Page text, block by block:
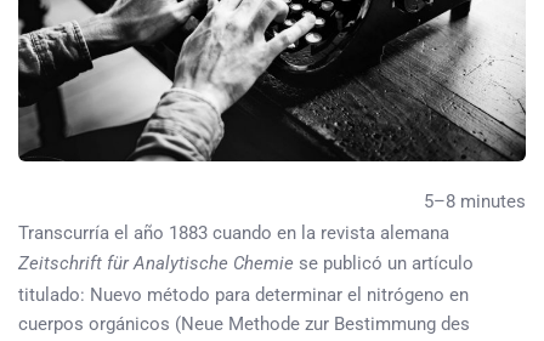
5–8 minutes
Transcurría el año 1883 cuando en la revista alemana
Zeitschrift für Analytische Chemie se publicó un artículo
titulado: Nuevo método para determinar el nitrógeno en
cuerpos orgánicos (Neue Methode zur Bestimmung des